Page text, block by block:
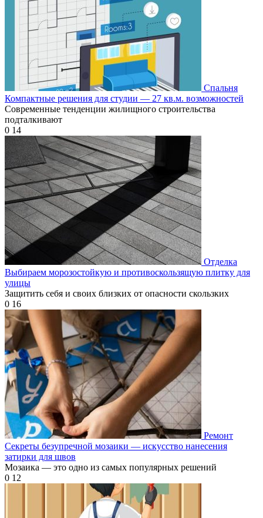
Спальня
Компактные решения для студии — 27 кв.м. возможностей
Современные тенденции жилищного строительства
подталкивают
0 14
Отделка
Выбираем морозостойкую и противоскользящую плитку для
улицы
Защитить себя и своих близких от опасности скользких
0 16
Ремонт
Секреты безупречной мозаики — искусство нанесения
затирки для швов
Мозаика — это одно из самых популярных решений
0 12